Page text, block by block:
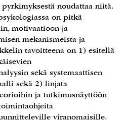
noudattaa niitä.
on pitkä
motivaatioon ja
mekanismeista ja
tavoitteena on 1) esitellä
sekä systemaattisen
sekä 2) linjata
ja tutkimusnäyttöön
viranomaisille.